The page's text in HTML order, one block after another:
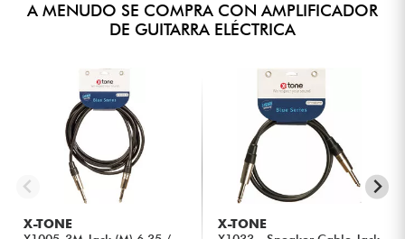
A MENUDO SE COMPRA CON AMPLIFICADOR
DE GUITARRA ELÉCTRICA
X-TONE
X-TONE